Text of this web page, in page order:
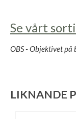
Se vårt
OBS - Objektivet på
LIKNANDE